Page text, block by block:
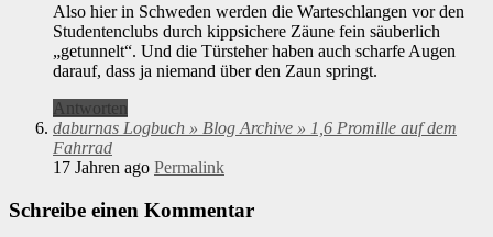
Also hier in Schweden werden die Warteschlangen vor den
Studentenclubs durch kippsichere Zäune fein säuberlich
„getunnelt“. Und die Türsteher haben auch scharfe Augen
darauf, dass ja niemand über den Zaun springt.
Antworten
daburnas Logbuch » Blog Archive » 1,6 Promille auf dem
Fahrrad
17 Jahren ago Permalink
Schreibe einen Kommentar